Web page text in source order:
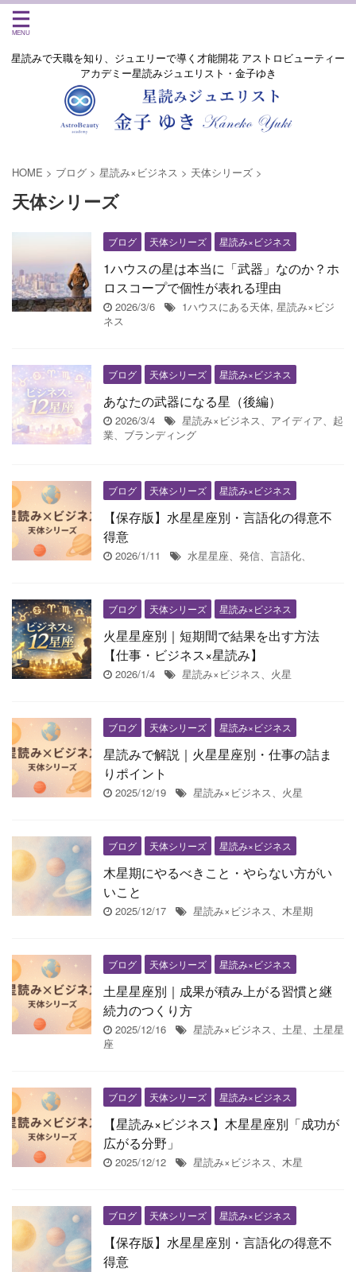
星読みで天職を知り、ジュエリーで導く才能開花 アストロビューティー
アカデミー星読みジュエリスト・金子ゆき
HOME > ブログ > 星読み×ビジネス > 天体シリーズ >
天体シリーズ
ブログ 天体シリーズ 星読み×ビジネス
1ハウスの星は本当に「武器」なのか？ホ
ロスコープで個性が表れる理由
2026/3/6 1ハウスにある天体, 星読み×ビジ
ネス
ブログ 天体シリーズ 星読み×ビジネス
あなたの武器になる星（後編）
2026/3/4
星読み×ビジネス、アイディア、起
業、ブランディング
ブログ 天体シリーズ 星読み×ビジネス
【保存版】水星星座別・言語化の得意不
得意
2026/1/11 水星星座、発信、言語化、
ブログ 天体シリーズ 星読み×ビジネス
火星星座別｜短期間で結果を出す方法
【仕事・ビジネス×星読み】
2026/1/4 星読み×ビジネス、火星
ブログ 天体シリーズ 星読み×ビジネス
星読みで解説｜火星星座別・仕事の詰ま
りポイント
2025/12/19 星読み×ビジネス、火星
ブログ 天体シリーズ 星読み×ビジネス
木星期にやるべきこと・やらない方がい
いこと
2025/12/17 星読み×ビジネス、木星期
ブログ 天体シリーズ 星読み×ビジネス
土星星座別｜成果が積み上がる習慣と継
続力のつくり方
2025/12/16
星読み×ビジネス、土星、土星星
座
ブログ 天体シリーズ 星読み×ビジネス
【星読み×ビジネス】木星星座別「成功が
広がる分野」
2025/12/12 星読み×ビジネス、木星
ブログ 天体シリーズ 星読み×ビジネス
【保存版】水星星座別・言語化の得意不
得意